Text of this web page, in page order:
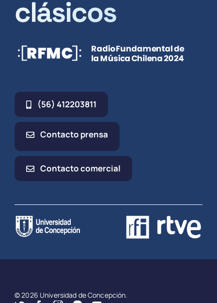
clásicos
(56) 412203811
Contacto prensa
Contacto comercial
© 2026 Universidad de Concepción.